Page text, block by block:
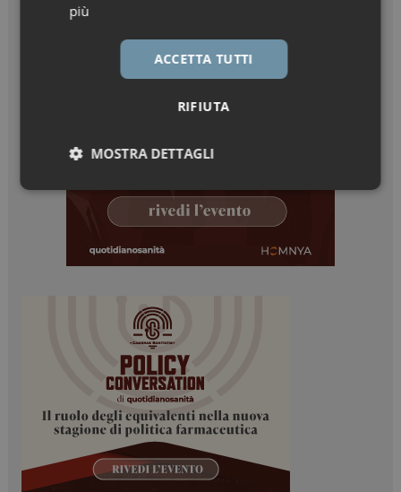
più
ACCETTA TUTTI
RIFIUTA
MOSTRA DETTAGLI
Necessari Marketing
Necessari
I cookie necessari contribuiscono a rendere fruibile il
sito web abilitandone funzionalità di base quali la
navigazione sulle pagine e l'accesso alle aree
protette del sito. Il sito web non è in grado di
funzionare correttamente senza questi cookie.
NOME
FORNITORE / DOMINIO
_ga
Google LLC
.dailyhealthindustry.it